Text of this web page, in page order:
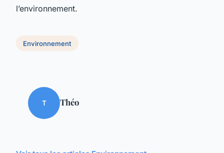
l’environnement.
Environnement
T Théo